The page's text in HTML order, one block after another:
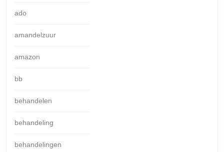
ado
amandelzuur
amazon
bb
behandelen
behandeling
behandelingen